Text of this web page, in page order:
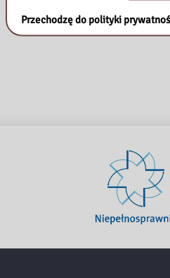
Przechodzę do polityki